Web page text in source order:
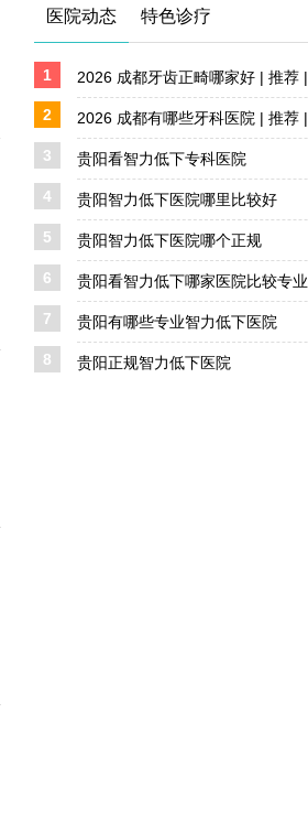
医院动态 特色诊疗
1
2
3 贵阳看智力低下专科医院
4 贵阳智力低下医院哪里比较好
5 贵阳智力低下医院哪个正规
6 贵阳看智力低下哪家医院比较专业
7 贵阳有哪些专业智力低下医院
8 贵阳正规智力低下医院